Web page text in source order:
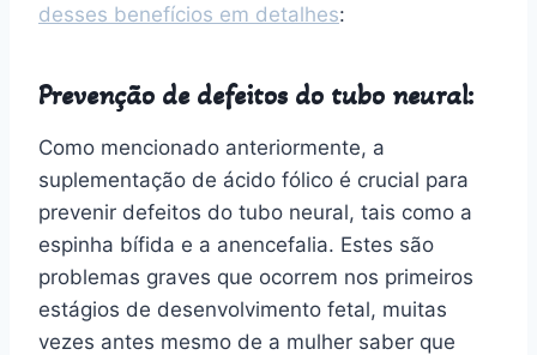
desses benefícios em detalhes:
Prevenção de defeitos do tubo neural:
Como mencionado anteriormente, a
suplementação de ácido fólico é crucial para
prevenir defeitos do tubo neural, tais como a
espinha bífida e a anencefalia. Estes são
problemas graves que ocorrem nos primeiros
estágios de desenvolvimento fetal, muitas
vezes antes mesmo de a mulher saber que